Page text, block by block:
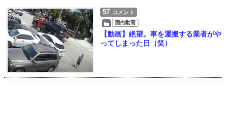
57 コメント
面白動画
【動画】絶望。車を運搬する業者がや
ってしまった日（笑）